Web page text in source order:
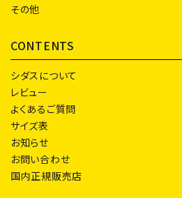
その他
CONTENTS
シダスについて
レビュー
よくあるご質問
サイズ表
お知らせ
お問い合わせ
国内正規販売店